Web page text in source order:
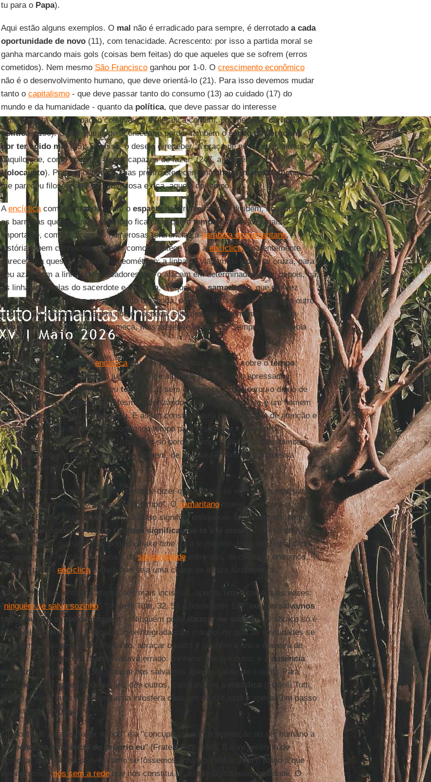
tu para o Papa).
Aqui estão alguns exemplos. O mal não é erradicado para sempre, é derrotado a cada
oportunidade de novo(11), com tenacidade. Acrescento: por isso a partida moral se
ganha marcando mais gols (coisas bem feitas) do que aqueles que se sofrem (erros
cometidos). Nem mesmo São Franciscoganhou por 1-0. O crescimento econômico
não é o desenvolvimento humano, que deve orientá-lo (21). Para isso devemos mudar
tanto o capitalismo- que deve passar tanto do consumo (13) ao cuidado (17) do
mundo e da humanidade - quanto da política, que deve passar do interesse
individualista à participação coletiva e à esperança comum, por meio da "caridade
política" (190). O pior que pode acontecer é perder também osenso de vergonha
por ter agido mal(45). Por isso, o desejo é receber "a graça de nos vergonharmos
daquilo que, como homens, fomos capazes de fazer" (247, a referência é ao
Holocausto). Poderia continuar, mas prefiro oferecer umachave interpretativaque
me pareceu filosoficamente proveitosa e rica, aquela do tempo.
Aencíclicacomeça falando sobre o espaço, das fronteiras que dividem, dos muros e
as barreiras que separam. Mas logo fica claro que otempoé a variável mais
importante, como indicam as numerosas referências àparábola do samaritano. A
história é bem conhecida. (63) Tal como acontece com aencíclica, aparentemente
parece uma questão de espaço geométrico: a linha da viagem do judeu se cruza, para
seu azar, com a linha dos salteadores que o atacam em determinado ponto, depois, há
as linhas paralelas do sacerdote e do levita, e aquela dosamaritano, que em vez
disso, se interrompe no mesmo ponto e o ajuda, depois a linha que se conecta a outro
ponto, a do dono da estalagem que o hospeda, e finalmente novamente a linha da
viagem do samaritano que recomeça, mas pretende regressar. Sempre li a parábola
de forma geométrica.
Mas compreendi, lendo aencíclica, que se trata de uma parábola sobre otempo:
“Sobretudo [o samaritano] [ao judeu] deu-lhe algo que neste mundo apressado
regateamos tanto: deu-lhe o seutempo
. [...] sem o conhecer, considerou-o digno de
lhe dedicar o seu tempo” (63). Mesmo valorizando o próprio
tempo(ele é um homem
de negócios), osamaritano parou. E assim construiu uma nova história, de atenção e
cuidado, ao longo do tempo, encontrando tempo para o sofredor e doando-o
gratuitamente (139) e às suas custas, não só porque tempo é dinheiro, mas também
porque é ele quem paga o dono da estalagem, de imediato e com uma promessa
futura, no tempo.
O inglês tem uma maneira muito bonita de dizer que sempre se encontra tempo para o
que é importante:
to make time“fazer tempo”. Osamaritano makes time
para o
sofredor. E este "fazer tempo" para o outro significa enriquecer-se ao mesmo tempo,
porque doar o próprio tempo também significa doá-lo a si mesmo. Sem o outro
para recebê-lo, o doador não poderiamake timepara si mesmo. Esta relacionalidade
do tempo, das relações humanas, dasolidariedadeentre nós, da caridade entre nós,
permeia toda a encíclicae creio que seja uma chave de leitura fundamental.
Basta notar que, entre as afirmações mais incisivas, apenas uma ocorre duas vezes:
" ninguém se salva sozinho" "(Fratelli Tutti, 32, 54 e novamente 137 "
ou nos salvamos
todos ou não se salva ninguém"). Ninguém pode abraçar-se sozinho. O abraço só é
possível se houver uma separação reintegrada com o outro, na qual as identidades se
unem, mas não se anulam. Portanto, abraçar o outro é também a única maneira de
abraçar a nós mesmos.Sartre estava errado: o inferno não é o outro, é a ausência
do outro
(Fratelli Tutti, 150), porque nos salvamos apenas salvando o outro. Para
isso, devemos estar próximos uns dos outros, como insiste a
(Fratelli Tutti,
80-81). Hoje é mais fácil, porque na infosfera cada um de nós está a apenas um passo
de distância do outro.
O oposto de parar e "fazer tempo" é a "concupiscência": a inclinação do ser humano a
se fechar na imanência do próprio eu" (Fratelli Tutti, 166). É a incoerência de
acreditar que podemos viver como se fôssemos linhas paralelas sem o plano a que
pertencemos,nós sem a redeque nos constitui. É a rejeição da relacionalidade. O